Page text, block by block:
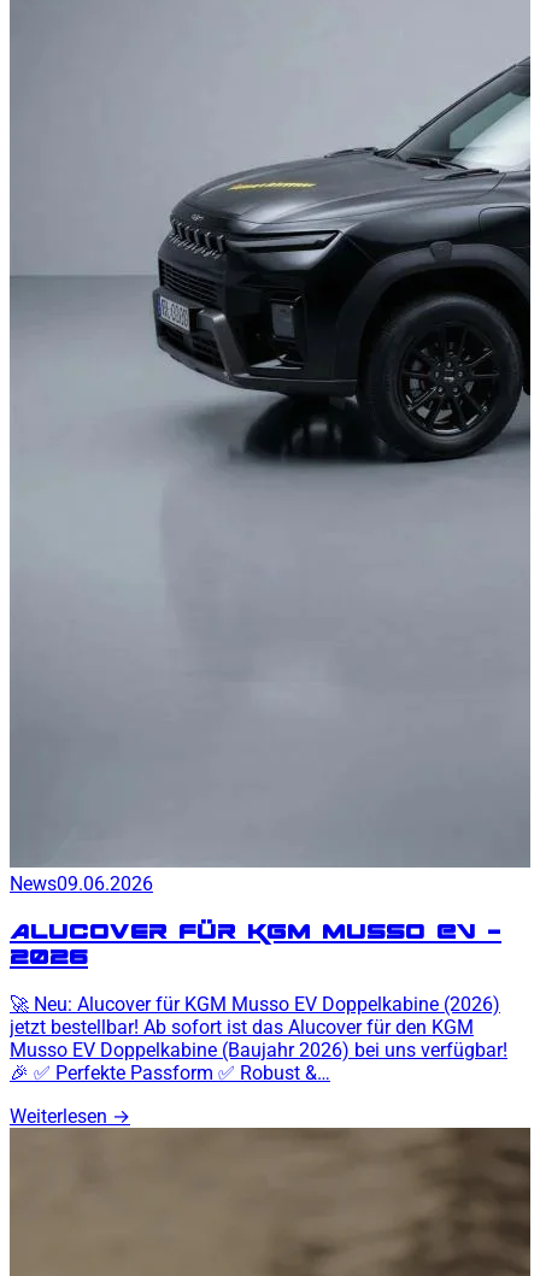
News09.06.2026
Alucover für KGM Musso EV —
2026
🚀 Neu: Alucover für KGM Musso EV Doppelkabine (2026)
jetzt bestellbar! Ab sofort ist das Alucover für den KGM
Musso EV Doppelkabine (Baujahr 2026) bei uns verfügbar!
🎉 ✅ Perfekte Passform ✅ Robust &…
Weiterlesen →